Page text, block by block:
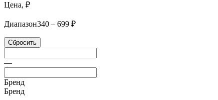
Цена, ₽
Диапазон340 – 699 ₽
Сбросить
—
Бренд
Бренд